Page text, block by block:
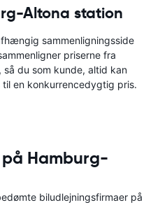
Altona station
sammenligningsside
priserne fra
du som kunde, altid kan
til en konkurrencedygtig pris.
Hamburg-
biludlejningsfirmaer på